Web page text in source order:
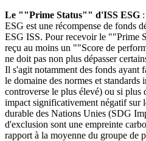
Le ""Prime Status"" d'ISS ESG
ESG est une récompense de fonds
ESG ISS. Pour recevoir le ""Prime
reçu au moins un ""Score de
ne doit pas non plus dépasser
Il s'agit notamment des fonds ayant
le domaine des normes et standards
controverse le plus élevé) ou si plus
impact significativement négatif sur
durable des Nations Unies (SDG
d'exclusion sont une empreinte
rapport à la moyenne du groupe de